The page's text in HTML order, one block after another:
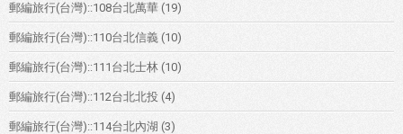
郵編旅行(台灣)::108台北萬華 (19)
郵編旅行(台灣)::110台北信義 (10)
郵編旅行(台灣)::111台北士林 (10)
郵編旅行(台灣)::112台北北投 (4)
郵編旅行(台灣)::114台北內湖 (3)